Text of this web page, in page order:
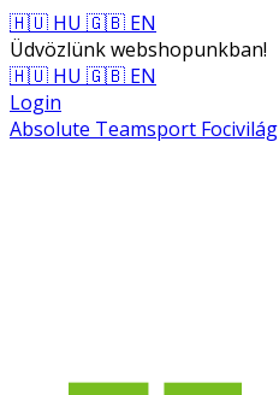
🇭🇺 HU 🇬🇧 EN
Üdvözlünk webshopunkban!
🇭🇺 HU 🇬🇧 EN
Login
Absolute Teamsport Focivilág